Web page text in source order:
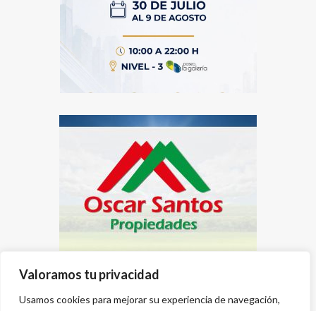
Valoramos tu privacidad
Usamos cookies para mejorar su experiencia de navegación,